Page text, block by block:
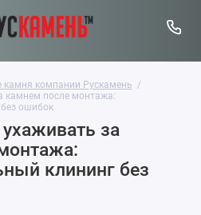
камня компании Рускамень
камнем после монтажа:
ошибок
за
клининг без